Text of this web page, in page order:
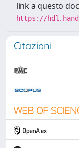
link a questo
https://
Citazioni